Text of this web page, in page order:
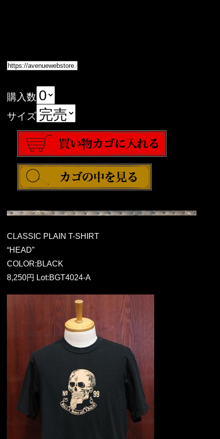
購入数
サイズ
CLASSIC PLAIN T-SHIRT
“HEAD”
COLOR:BLACK
8,250円 Lot:BGT4024-A